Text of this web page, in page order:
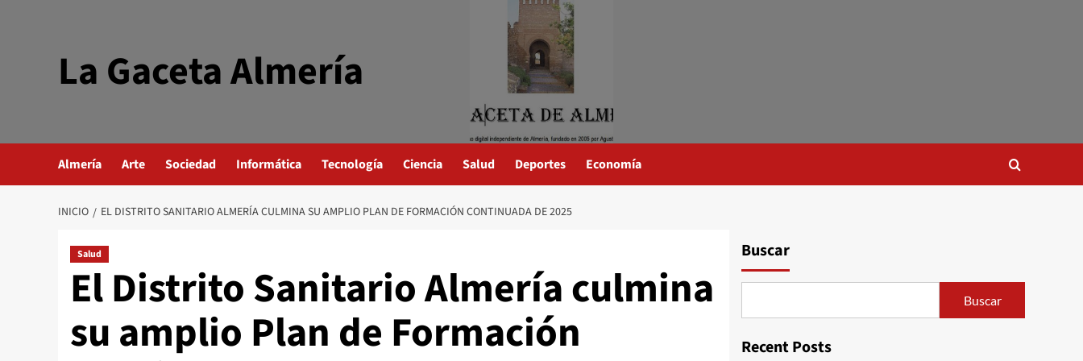
La Gaceta Almería
Almería Arte Sociedad Informática Tecnología Ciencia Salud Deportes Economía
INICIO EL DISTRITO SANITARIO ALMERÍA CULMINA SU AMPLIO PLAN DE FORMACIÓN CONTINUADA DE 2025
Salud
El Distrito Sanitario Almería culmina
su amplio Plan de Formación
Buscar
Buscar
Recent Posts